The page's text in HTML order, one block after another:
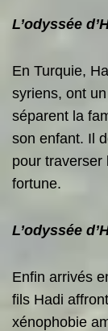
L’odyssée
En Turquie,
syriens, ont
séparent la
son enfant. Il
pour traverser
fortune.
L’odyssée d’
Enfin arrivés
fils Hadi
xénophobie